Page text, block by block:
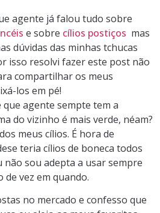
agente já falou tudo sobre
e sobre cílios postiços mas
dúvidas das minhas tchucas
isso resolvi fazer este post não
compartilhar os meus
los em pé!
que agente sempte tem a
do vizinho é mais verde, néam?
meus cílios. É hora de
teria cílios de boneca todos
não sou adepta a usar sempre
de vez em quando.
no mercado e confesso que